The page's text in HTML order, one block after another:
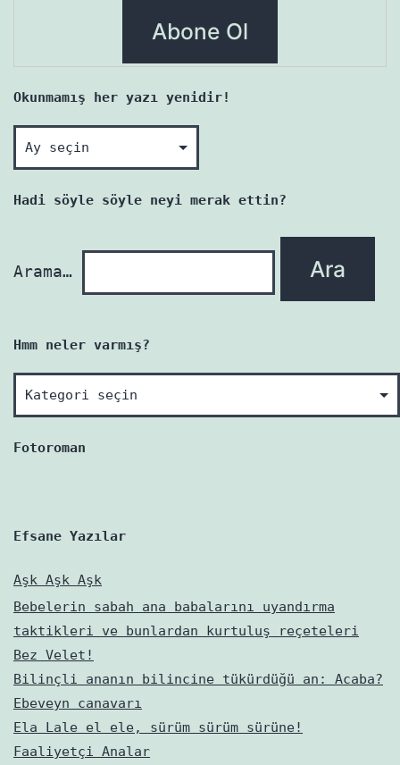
Okunmamış her yazı yenidir!
Okunmamış
her
yazı
Hadi söyle söyle neyi merak ettin?
Arama…
Hmm neler varmış?
Hmm
neler
varmış?
Fotoroman
Efsane Yazılar
Aşk Aşk Aşk
Bebelerin sabah ana babalarını uyandırma
taktikleri ve bunlardan kurtuluş reçeteleri
Bez Velet!
Bilinçli ananın bilincine tükürdüğü an: Acaba?
Ebeveyn canavarı
Ela Lale el ele, sürüm sürüm sürüne!
Faaliyetçi Analar